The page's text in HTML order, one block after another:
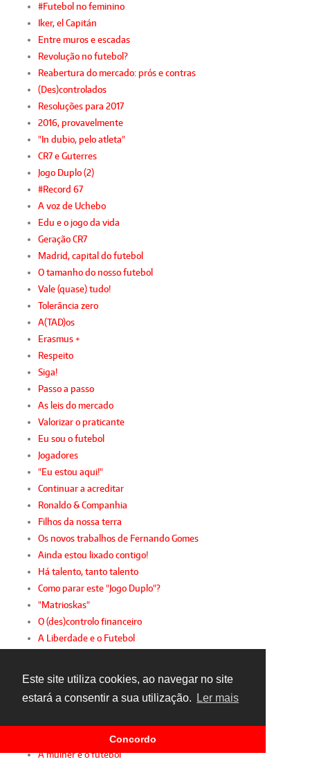
Este site utiliza cookies, ao navegar no site
estará a consentir a sua utilização.
Ler mais
Concordo
#Futebol no feminino
Iker, el Capitán
Entre muros e escadas
Revolução no futebol?
Reabertura do mercado: prós e contras
(Des)controlados
Resoluções para 2017
2016, provavelmente
"In dubio, pelo atleta"
CR7 e Guterres
Jogo Duplo (2)
#Record 67
A voz de Uchebo
Edu e o jogo da vida
Geração CR7
Madrid, capital do futebol
O tamanho do nosso futebol
Vale (quase) tudo!
Tolerância zero
A(TAD)os
Erasmus +
Respeito
Siga!
Passo a passo
As leis do mercado
Valorizar o praticante
Eu sou o futebol
Jogadores
"Eu estou aqui!"
Continuar a acreditar
Ronaldo & Companhia
Filhos da nossa terra
Os novos trabalhos de Fernando Gomes
Ainda estou lixado contigo!
Há talento, tanto talento
Como parar este "Jogo Duplo"?
"Matrioskas"
O (des)controlo financeiro
A Liberdade e o Futebol
Valoriza a tua carreira
Desporto intergeracional
A mulher e o futebol